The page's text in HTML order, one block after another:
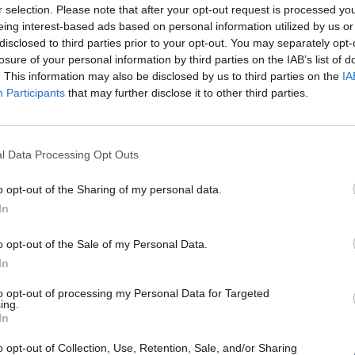
selection. Please note that after your opt-out request is processed
interest-based ads based on personal information utilized by us
to third parties prior to your opt-out. You may separately
of your personal information by third parties on the IAB’s list of
This information may also be disclosed by us to third parties on the
Participants that may further disclose it to other third parties.
Data Processing Opt Outs
opt-out of the Sharing of my personal data.
opt-out of the Sale of my Personal Data.
opt-out of processing my Personal Data for Targeted
opt-out of Collection, Use, Retention, Sale, and/or Sharing
Al concerto in rappresnetanza della
ha partecipato l'assesore ai Trasporti
«Donare una parte di sé o di un proprio
il commissario dell'Agenzia dei
Lazio, Carlo Umberto Casciani – è l'unico
la vita a chi non ha alternative se
Rudy Giuliani a Come States?